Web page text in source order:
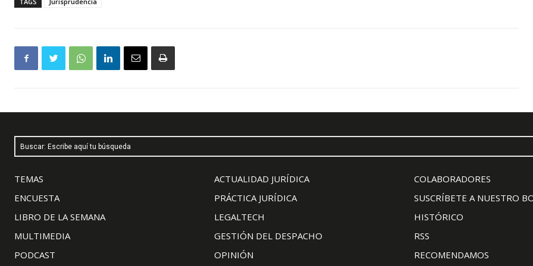
Buscar: Escribe aquí tu búsqueda
TEMAS
ENCUESTA
LIBRO DE LA SEMANA
MULTIMEDIA
PODCAST
ACTUALIDAD JURÍDICA
PRÁCTICA JURÍDICA
LEGALTECH
GESTIÓN DEL DESPACHO
OPINIÓN
COLABORADORES
SUSCRÍBETE A NUESTRO
HISTÓRICO
RSS
RECOMENDAMOS